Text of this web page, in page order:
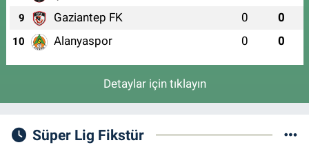
9 Gaziantep FK 0 0
10 Alanyaspor 0 0
Detaylar için tıklayın
Süper Lig Fikstür